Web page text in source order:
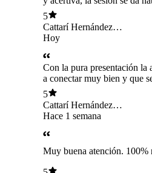
que es la mejor psicóloga
5
Cattarí Hernández
Torrent
Hoy
Con la pura presentación la
a conectar muy bien y que
🤍
5
Cattarí Hernández
Torrent
Hace 1 semana
Muy buena atención. 100%